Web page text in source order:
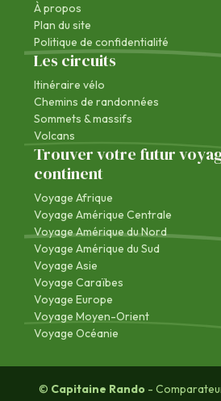
À propos
Plan du site
Politique de confidentialité
Les circuits
Itinéraire vélo
Chemins de randonnées
Sommets & massifs
Volcans
Trouver votre futur
continent
Voyage Afrique
Voyage Amérique Centrale
Voyage Amérique du Nord
Voyage Amérique du Sud
Voyage Asie
Voyage Caraïbes
Voyage Europe
Voyage Moyen-Orient
Voyage Océanie
© Capitaine Rando -